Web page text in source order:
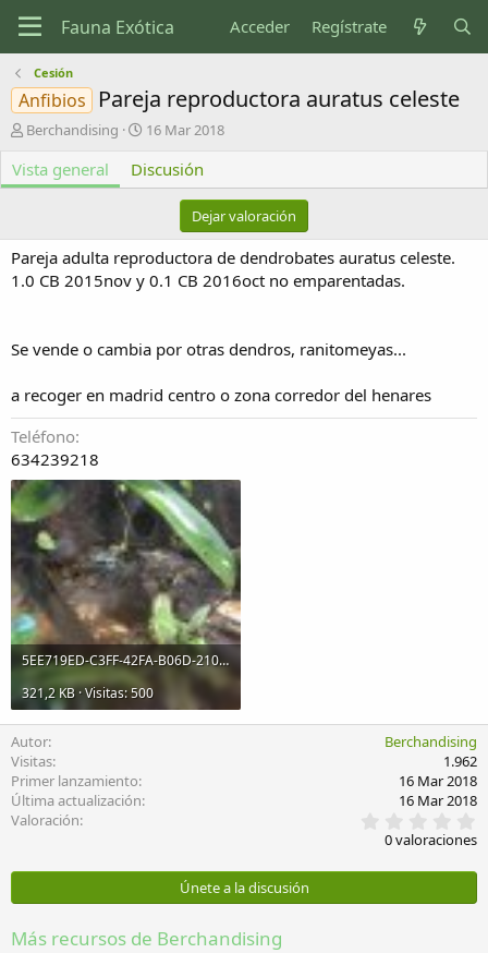
Acceder Regístrate
Cesión
Anfibios Pareja reproductora auratus celeste
A
t
o
Berchandising
F
c
h
c
r
c
n
16 Mar 2018
Vista general Discusión
Dejar valoración
Pareja adulta reproductora de dendrobates auratus celeste.
1.0 CB 2015nov y 0.1 CB 2016oct no emparentadas.
Se vende o cambia por otras dendros, ranitomeyas...
a recoger en madrid centro o zona corredor del henares
Teléfono
634239218
5EE719ED-C3FF-42FA-B06D-210806E8D622.jpeg
321,2 KB · Visitas: 500
Autor
Berchandising
Visitas
1.962
Primer lanzamiento
16 Mar 2018
Última actualización
16 Mar 2018
Valoración
,
0
s
0 valoraciones
Únete a la discusión
Más recursos de Berchandising